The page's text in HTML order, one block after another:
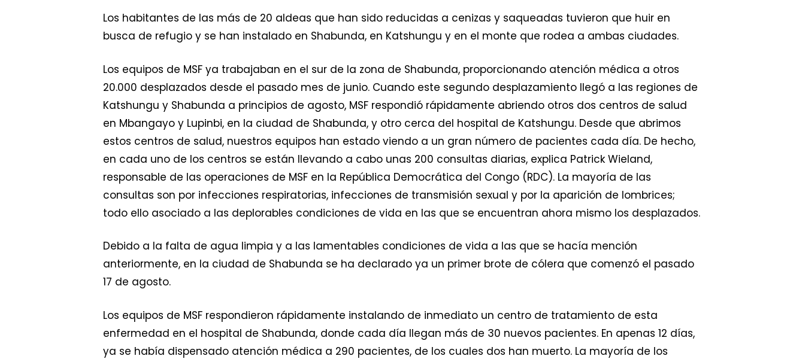
Los habitantes de las más de 20 aldeas que han sido reducidas a cenizas y saqueadas tuvieron que huir en
busca de refugio y se han instalado en Shabunda, en Katshungu y en el monte que rodea a ambas ciudades.
Los equipos de MSF ya trabajaban en el sur de la zona de Shabunda, proporcionando atención médica a otros
20.000 desplazados desde el pasado mes de junio. Cuando este segundo desplazamiento llegó a las regiones de
Katshungu y Shabunda a principios de agosto, MSF respondió rápidamente abriendo otros dos centros de salud
en Mbangayo y Lupinbi, en la ciudad de Shabunda, y otro cerca del hospital de Katshungu. Desde que abrimos
estos centros de salud, nuestros equipos han estado viendo a un gran número de pacientes cada día. De hecho,
en cada uno de los centros se están llevando a cabo unas 200 consultas diarias, explica Patrick Wieland,
responsable de las operaciones de MSF en la República Democrática del Congo (RDC). La mayoría de las
consultas son por infecciones respiratorias, infecciones de transmisión sexual y por la aparición de lombrices;
todo ello asociado a las deplorables condiciones de vida en las que se encuentran ahora mismo los desplazados.
Debido a la falta de agua limpia y a las lamentables condiciones de vida a las que se hacía mención
anteriormente, en la ciudad de Shabunda se ha declarado ya un primer brote de cólera que comenzó el pasado
17 de agosto.
Los equipos de MSF respondieron rápidamente instalando de inmediato un centro de tratamiento de esta
enfermedad en el hospital de Shabunda, donde cada día llegan más de 30 nuevos pacientes. En apenas 12 días,
ya se había dispensado atención médica a 290 pacientes, de los cuales dos han muerto. La mayoría de los